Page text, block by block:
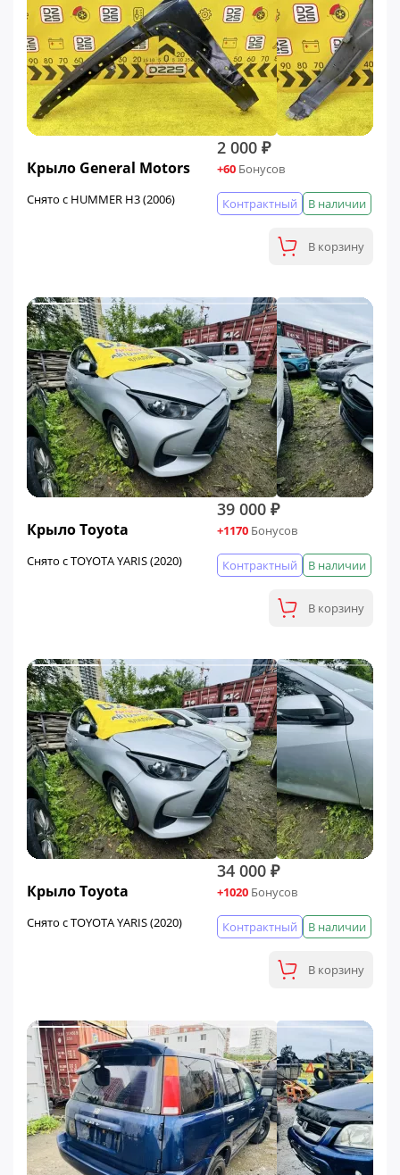
Крыло General Motors
Снято с HUMMER H3 (2006)
2 000 ₽
+60 Бонусов
В наличии
Контрактный
В корзину
Крыло Toyota
Снято с TOYOTA YARIS (2020)
39 000 ₽
+1170 Бонусов
В наличии
Контрактный
В корзину
Крыло Toyota
Снято с TOYOTA YARIS (2020)
34 000 ₽
+1020 Бонусов
В наличии
Контрактный
В корзину